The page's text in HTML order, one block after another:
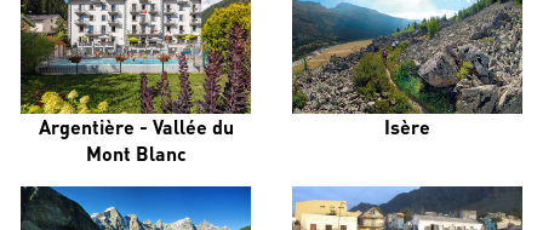
Argentière - Vallée du
Mont Blanc
Isère